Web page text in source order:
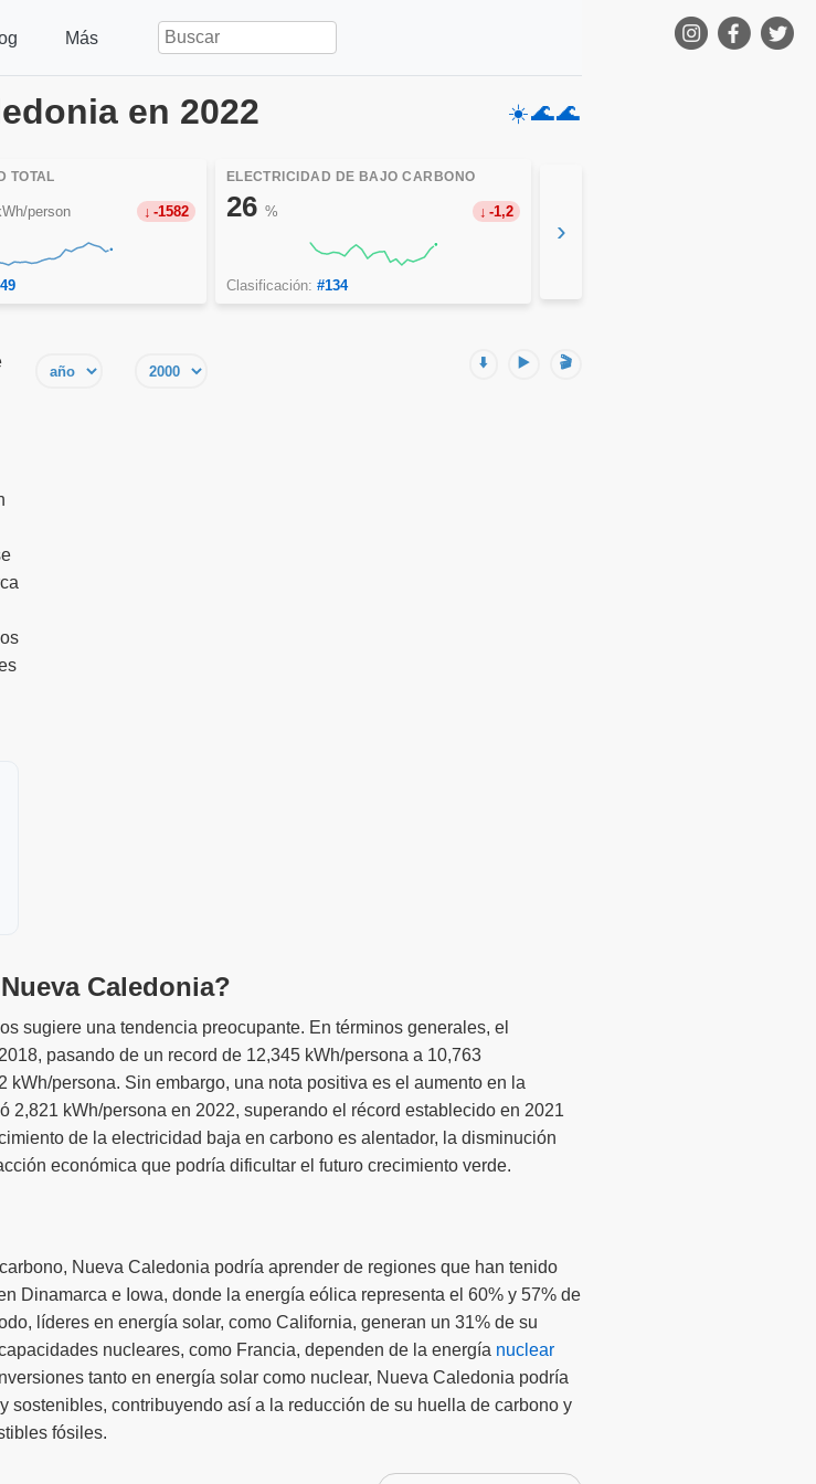
Más
en 2022 ☀️🌊🌊
TOTAL
person -1582
ELECTRICIDAD DE BAJO CARBONO
26 % -1,2
Clasificación: #134
›
⬇️ ▶️ 🎬
Caledonia?
sugiere una tendencia preocupante. En términos generales, el
pasando de un record de 12,345 kWh/persona a 10,763
persona. Sin embargo, una nota positiva es el aumento en la
kWh/persona en 2022, superando el récord establecido en 2021
de la electricidad baja en carbono es alentador, la disminución
económica que podría dificultar el futuro crecimiento verde.
Nueva Caledonia podría aprender de regiones que han tenido
Dinamarca e Iowa, donde la energía eólica representa el 60% y 57% de
líderes en energía solar, como California, generan un 31% de su
nucleares, como Francia, dependen de la energía nuclear
tanto en energía solar como nuclear, Nueva Caledonia podría
sostenibles, contribuyendo así a la reducción de su huella de carbono y
fósiles.